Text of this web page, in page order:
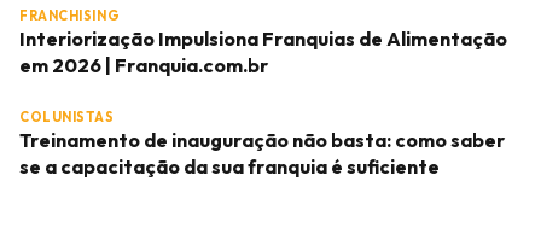
FRANCHISING
Interiorização Impulsiona Franquias de Alimentação
em 2026 | Franquia.com.br
COLUNISTAS
Treinamento de inauguração não basta: como saber
se a capacitação da sua franquia é suficiente